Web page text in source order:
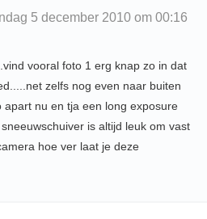
5 december 2010 om 00:16
vooral foto 1 erg knap zo in dat
zelfs nog even naar buiten
nu en tja een long exposure
is altijd leuk om vast
hoe ver laat je deze